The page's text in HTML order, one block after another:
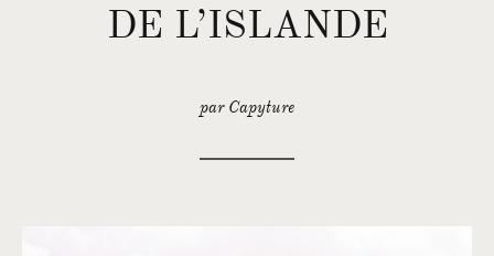
DE L’ISLANDE
par Capyture